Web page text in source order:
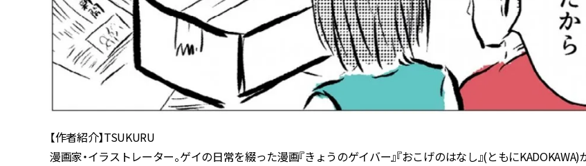
【作者紹介】TSUKURU
漫画家・イラストレーター。ゲイの日常を綴った漫画『きょうのゲイバー』『おこげのはなし』(ともにKADOKAWA)